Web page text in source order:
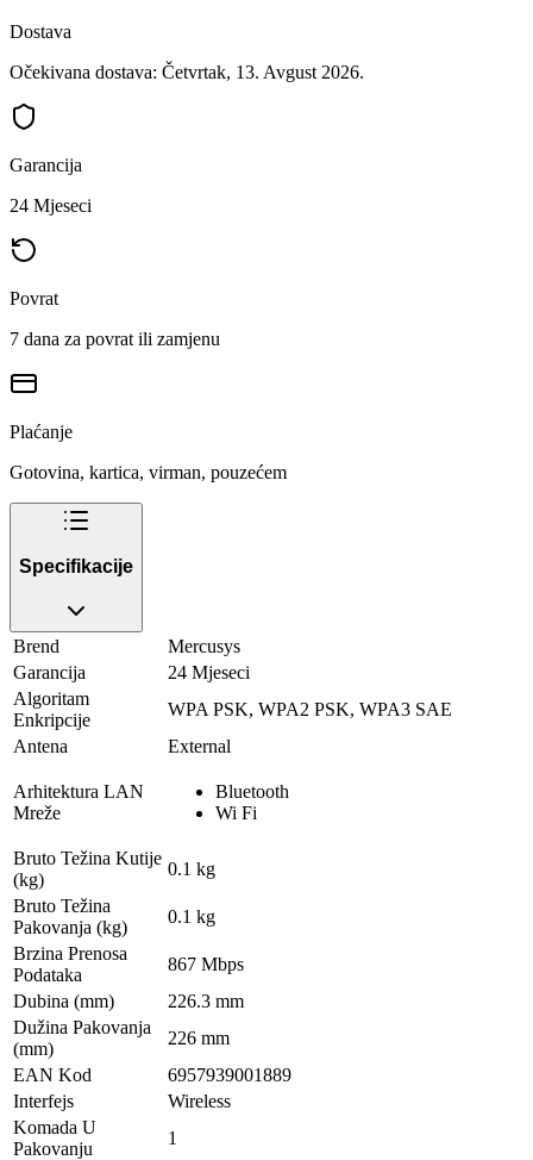
Dostava
Očekivana dostava: Četvrtak, 13. Avgust 2026.
Garancija
24 Mjeseci
Povrat
7 dana za povrat ili zamjenu
Plaćanje
Gotovina, kartica, virman, pouzećem
Specifikacije
Brend
Mercusys
Garancija
24 Mjeseci
Algoritam
Enkripcije
WPA PSK, WPA2 PSK, WPA3 SAE
Antena
External
Arhitektura LAN
Mreže
Bluetooth
Wi Fi
Bruto Težina Kutije
(kg)
0.1 kg
Bruto Težina
Pakovanja (kg)
0.1 kg
Brzina Prenosa
Podataka
867 Mbps
Dubina (mm)
226.3 mm
Dužina Pakovanja
(mm)
226 mm
EAN Kod
6957939001889
Interfejs
Wireless
Komada U
Pakovanju
1